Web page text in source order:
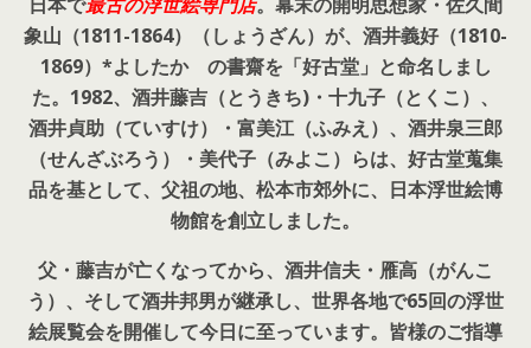
象山（1811-1864）（しょうざん）が、酒井義好（1810-
1869）*よしたか の書齋を「好古堂」と命名しまし
た。 1982、酒井藤吉（とうきち)・十九子（とくこ）、
酒井貞助（ていすけ）・富美江（ふみえ）、酒井泉三郎
（せんざぶろう）・美代子（みよこ）らは、好古堂蒐集
品を基として、父祖の地、松本市郊外に、日本浮世絵博
物館を創立しました。
父・藤吉が亡くなってから、酒井信夫・雁高（がんこ
う）、そして酒井邦男が継承し、世界各地で65回の浮世
絵展覧会を開催して今日に至っています。皆様のご指導